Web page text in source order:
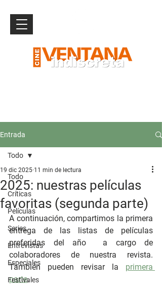
Entrada
Todo
Críticas
Películas
Series
Entrevistas
Especiales
Festivales
Todo
2025: nuestras películas
favoritas (segunda parte)
19 dic 2025 11 min de lectura
A continuación, compartimos la primera
entrega de las listas de películas
preferidas del año  a cargo de
colaboradores de nuestra revista.
También pueden revisar la primera
parte.